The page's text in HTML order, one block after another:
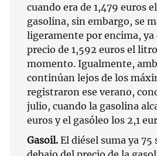
cuando era de 1,479 euros
gasolina, sin embargo, se
ligeramente por encima, ya
precio de 1,592 euros el
momento. Igualmente,
continúan lejos de los
registraron ese verano,
julio, cuando la gasolina
euros y el gasóleo los 2,1
Gasoil. El diésel suma ya 75